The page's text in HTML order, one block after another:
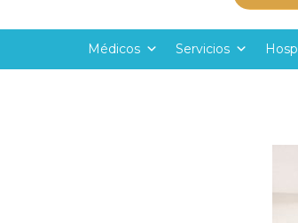
Médicos Servicios